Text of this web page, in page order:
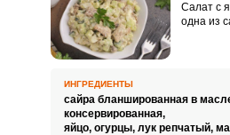
Салат с
одна из
ИНГРЕДИЕНТЫ
сайра бланшированная в
консервированная,
яйцо, огурцы, лук репчатый,